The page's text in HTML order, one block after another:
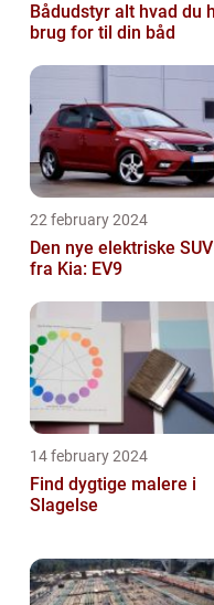
Bådudstyr alt hvad du har
brug for til din båd
22 february 2024
Den nye elektriske SUV
fra Kia: EV9
14 february 2024
Find dygtige malere i
Slagelse